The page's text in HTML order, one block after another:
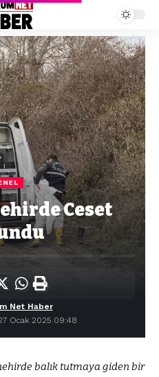
Ceset
Ocak 2025 09:48
Net Haber
balık tutmaya giden bir